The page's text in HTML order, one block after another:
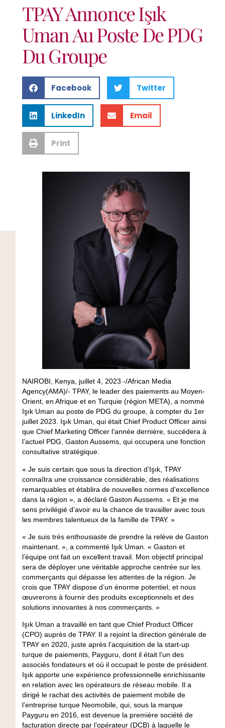
TPAY Annonce Işık
Uman Au Poste De PDG
Du Groupe
Facebook Twitter
LinkedIn Email
Print
NAIROBI, Kenya, juillet 4, 2023 -/African Media
Agency(AMA)/- TPAY, le leader des paiements au Moyen-
Orient, en Afrique et en Turquie (région META), a nommé
Işık Uman au poste de PDG du groupe, à compter du 1er
juillet 2023. Işık Uman, qui était Chief Product Officer ainsi
que Chief Marketing Officer l’année dernière, succédera à
l’actuel PDG, Gaston Aussems, qui occupera une fonction
consultative stratégique.
« Je suis certain que sous la direction d’Işık, TPAY
connaîtra une croissance considérable, des réalisations
remarquables et établira de nouvelles normes d’excellence
dans la région », a déclaré Gaston Aussems. « Et je me
sens privilégié d’avoir eu la chance de travailler avec tous
les membres talentueux de la famille de TPAY. »
« Je suis très enthousiaste de prendre la relève de Gaston
maintenant. », a commenté Işık Uman. « Gaston et
l’équipe ont fait un excellent travail. Mon objectif principal
sera de déployer une véritable approche centrée sur les
commerçants qui dépasse les attentes de la région. Je
crois que TPAY dispose d’un énorme potentiel, et nous
œuvrerons à fournir des produits exceptionnels et des
solutions innovantes à nos commerçants. »
Işık Uman a travaillé en tant que Chief Product Officer
(CPO) auprès de TPAY. Il a rejoint la direction générale de
TPAY en 2020, juste après l’acquisition de la start-up
turque de paiements, Payguru, dont il était l’un des
associés fondateurs et où il occupait le poste de président.
Işık apporte une expérience professionnelle enrichissante
en relation avec les opérateurs de réseau mobile. Il a
dirigé le rachat des activités de paiement mobile de
l’entreprise turque Neomobile, qui, sous la marque
Payguru en 2016, est devenue la première société de
facturation directe par l’opérateur (DCB) à laquelle le